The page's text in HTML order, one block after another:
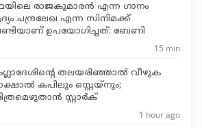
രാജകുമാരൻ എന്ന ഗാനം
ചന്ദ്രലേഖ എന്ന സിനിമക്ക്
ഉപയോഗിച്ചത്: ബേണി
15 min
തലയരിഞ്ഞാല്‍ വീഴുക
കപിലും സ്റ്റെയ്‌നും;
സ്റ്റാര്‍ക്
1 hour ago